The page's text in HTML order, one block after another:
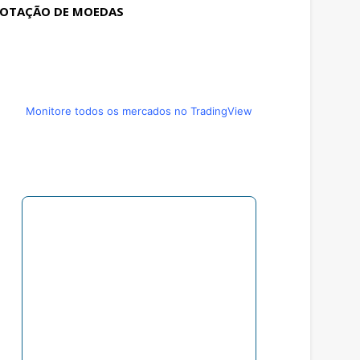
DE MOEDAS
Monitore todos os mercados no TradingView